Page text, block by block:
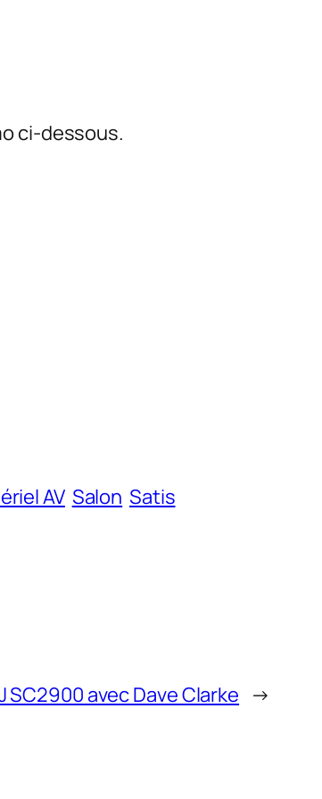
ci-dessous.
AV Salon Satis
SC2900 avec Dave Clarke →